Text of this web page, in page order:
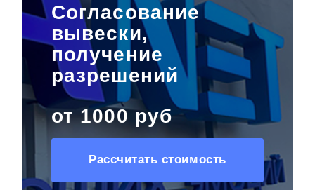
Согласование
вывески,
получение
разрешений
от 1000 руб
Рассчитать стоимость